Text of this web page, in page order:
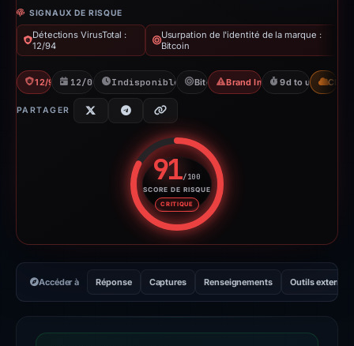
SIGNAUX DE RISQUE
Détections VirusTotal :
12/94
Usurpation de l'identité de la marque :
Bitcoin
12/94 VT12/04/2026Indisponible depuis 21/04/2026
BitcoinBrand Impersonation9d to unavailable
CDN
PARTAGER
91/100
SCORE DE RISQUE
CRITIQUE
Score de risque : 91 sur 100.
Accéder à Réponse Captures Renseignements Outils externes